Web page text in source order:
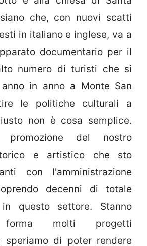
che, con nuovi scatti
in italiano e inglese, va a
documentario per il
numero di turisti che si
in anno a Monte San
le politiche culturali a
non è cosa semplice.
del nostro
e artistico che sto
con l'amministrazione
decenni di totale
in questo settore. Stanno
forma molti progetti
speriamo di poter rendere